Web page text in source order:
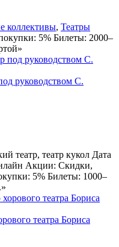
коллективы, Театры
5% Билеты: 2000–
руководством С.
театр, театр кукол Дата
Акции: Скидки,
5% Билеты: 1000–
театра Бориса